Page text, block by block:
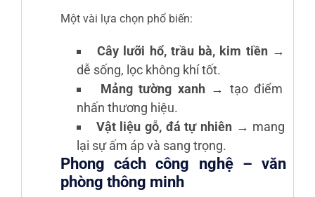
Một vài lựa chọn phổ biến:
Cây lưỡi hổ, trầu bà, kim tiền→
dễ sống, lọc không khí tốt.
Mảng tường xanh→ tạo điểm
nhấn thương hiệu.
Vật liệu gỗ, đá tự nhiên → mang
lại sự ấm áp và sang trọng.
Phong cách công nghệ – văn
phòng thông minh